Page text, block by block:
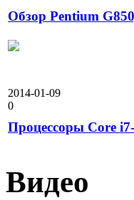
Обзор Pentium
2014-01-09
0
Процессоры Core
Видео